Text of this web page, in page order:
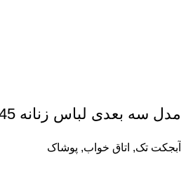
مدل سه بعدی لباس زنانه 045
آبجکت تک, اتاق خواب, پوشاک